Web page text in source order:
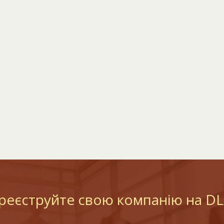
свою компанію на